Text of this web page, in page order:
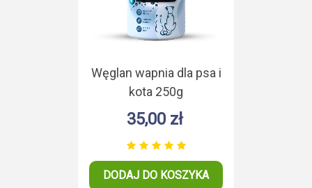
Węglan wapnia dla psa i
kota 250g
35,00 zł
DODAJ DO KOSZYKA